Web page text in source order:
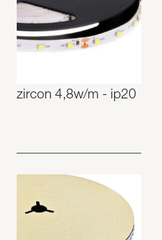
zircon 4,8w/m - ip20